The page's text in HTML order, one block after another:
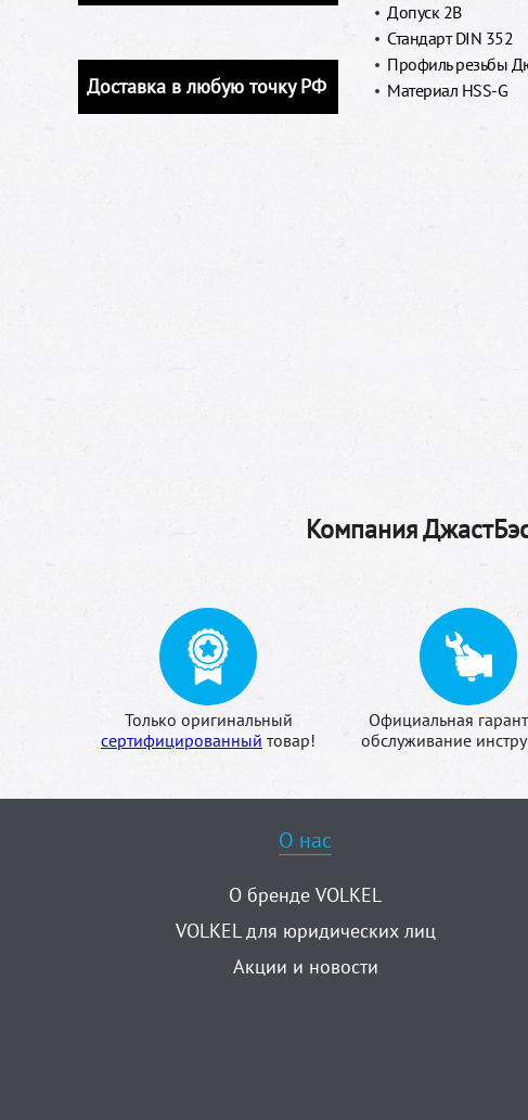
Доставка в любую точку РФ
Допуск 2B
Стандарт DIN 352
Профиль резьбы
Материал HSS-G
Компания
Только оригинальный
сертифицированный товар!
Официальная
обслуживание
О нас
О бренде VOLKEL
VOLKEL для юридических лиц
Акции и новости